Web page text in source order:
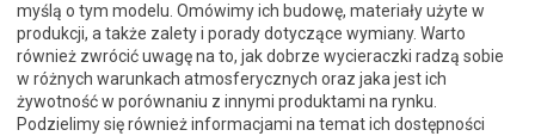
myślą o tym modelu. Omówimy ich budowę, materiały użyte w
produkcji, a także zalety i porady dotyczące wymiany. Warto
również zwrócić uwagę na to, jak dobrze wycieraczki radzą sobie
w różnych warunkach atmosferycznych oraz jaka jest ich
żywotność w porównaniu z innymi produktami na rynku.
Podzielimy się również informacjami na temat ich dostępności